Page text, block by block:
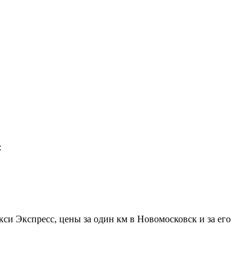
Экспресс, цены за один км в Новомосковск и за